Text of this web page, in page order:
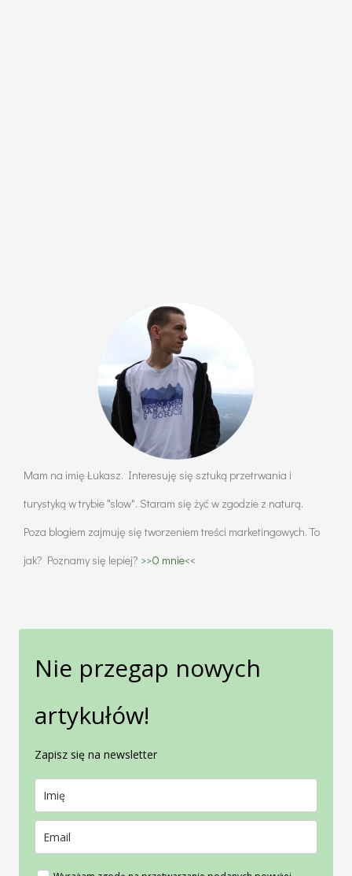
Mam na imię Łukasz. Interesuję się sztuką przetrwania i
turystyką w trybie "slow". Staram się żyć w zgodzie z naturą.
Poza blogiem zajmuję się tworzeniem treści marketingowych. To
jak? Poznamy się lepiej? >>O mnie<<
Nie przegap nowych
artykułów!
Zapisz się na newsletter